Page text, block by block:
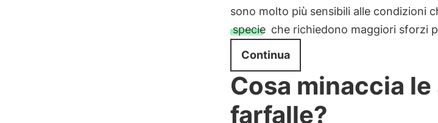
sono molto più sensibili alle condizioni
specie che richiedono maggiori sforzi
Continua
Cosa minaccia
farfalle?